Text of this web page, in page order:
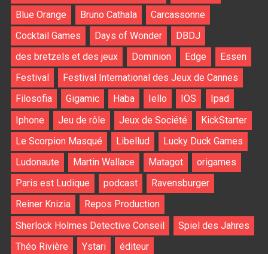
Blue Orange
Bruno Cathala
Carcassonne
Cocktail Games
Days of Wonder
DBDJ
des bretzels et des jeux
Dominion Edge
Essen
Festival
Festival International des Jeux de Cannes
Filosofia
Gigamic Haba Iello IOS
Ipad
Iphone
Jeu de rôle Jeux de Société
KickStarter
Le Scorpion Masqué
Libellud
Lucky Duck Games
Ludonaute
Martin Wallace Matagot
origames
Paris est Ludique
podcast
Ravensburger
Reiner Knizia
Repos Production
Sherlock Holmes Detective Conseil
Spiel des Jahres
Théo Rivière
Ystari éditeur